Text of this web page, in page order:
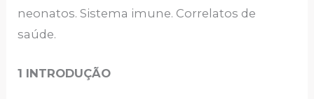
neonatos. Sistema imune. Correlatos de
saúde.
1 INTRODUÇÃO